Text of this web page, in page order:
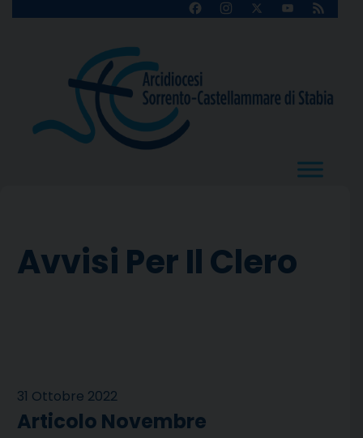
FacebookInstagram
X
YouTube
Feed
Avvisi Per Il Clero
31 Ottobre 2022
Articolo Novembre